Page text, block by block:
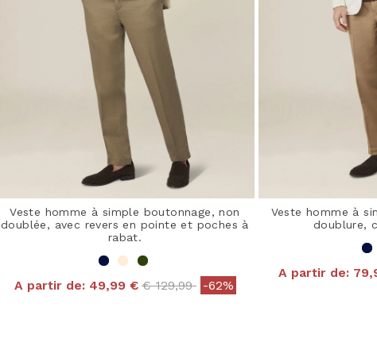
Veste homme à simple boutonnage, non
doublée, avec revers en pointe et poches à
rabat.
A partir de: 49,99 € Price reduced from
€ 129,99to-62%
Veste homme à
doublure,
A partir de: